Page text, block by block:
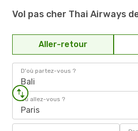
Vol pas cher Thai Airways
Aller-retour
D'où partez-vous ?
Bali
Où allez-vous ?
Paris